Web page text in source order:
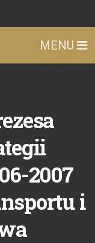
MENU
2007
i